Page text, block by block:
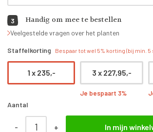
3 Handig om mee te bestellen
Veelgestelde vragen over het planten
Staffelkorting Bespaar tot wel 5% korting (bij min. 5
1 x 235,- 3 x 227,95,-
Je bespaart 3%
Aantal
- + In mijn